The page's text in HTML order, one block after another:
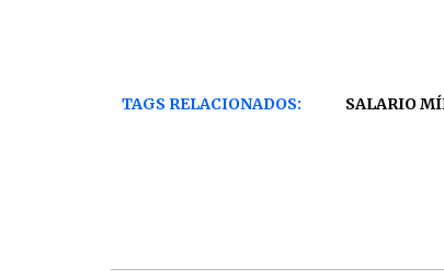
TAGS RELACIONADOS: SALARIO